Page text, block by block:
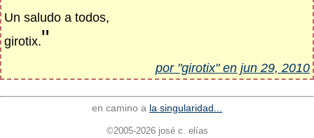
Un saludo a todos,
girotix."
por "girotix" en jun 29, 2010
en camino a la singularidad...
©2005-2026 josé c. elías